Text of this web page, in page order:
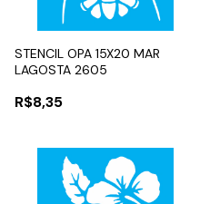
STENCIL OPA 15X20 MAR
LAGOSTA 2605
R$8,35